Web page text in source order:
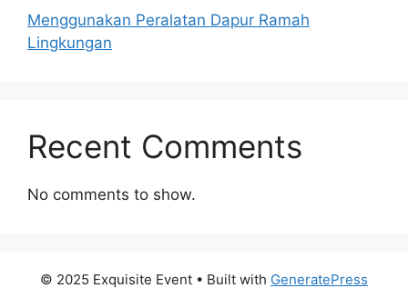
Menggunakan Peralatan Dapur Ramah
Lingkungan
Recent Comments
No comments to show.
© 2025 Exquisite Event • Built with GeneratePress